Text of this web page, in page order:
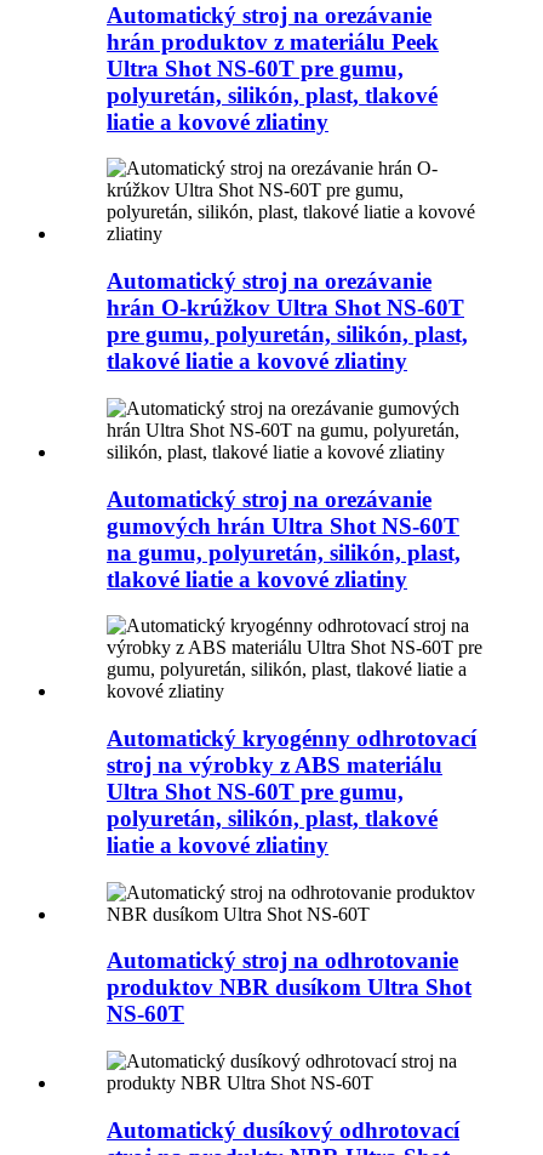
Automatický stroj na orezávanie
hrán produktov z materiálu Peek
Ultra Shot NS-60T pre gumu,
polyuretán, silikón, plast, tlakové
liatie a kovové zliatiny
Automatický stroj na orezávanie
hrán O-krúžkov Ultra Shot NS-60T
pre gumu, polyuretán, silikón, plast,
tlakové liatie a kovové zliatiny
Automatický stroj na orezávanie
gumových hrán Ultra Shot NS-60T
na gumu, polyuretán, silikón, plast,
tlakové liatie a kovové zliatiny
Automatický kryogénny odhrotovací
stroj na výrobky z ABS materiálu
Ultra Shot NS-60T pre gumu,
polyuretán, silikón, plast, tlakové
liatie a kovové zliatiny
Automatický stroj na odhrotovanie
produktov NBR dusíkom Ultra Shot
NS-60T
Automatický dusíkový odhrotovací